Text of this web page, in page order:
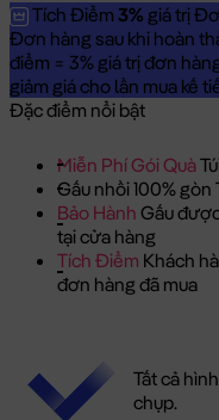
Tích Điểm 3% giá trị
Đơn hàng sau khi hoàn
điểm = 3% giá trị đơn
giảm giá cho lần mua kế
Đặc điểm nổi bật
Miễn Phí Gói Quà
Gấu nhồi 100%
Bảo Hành Gấu
tại cửa hàng
Tích Điểm Khách
đơn hàng đã mua
Tất cả
chụp.